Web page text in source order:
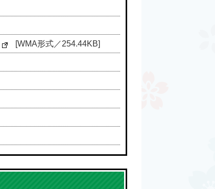
[WMA形式／254.44KB]